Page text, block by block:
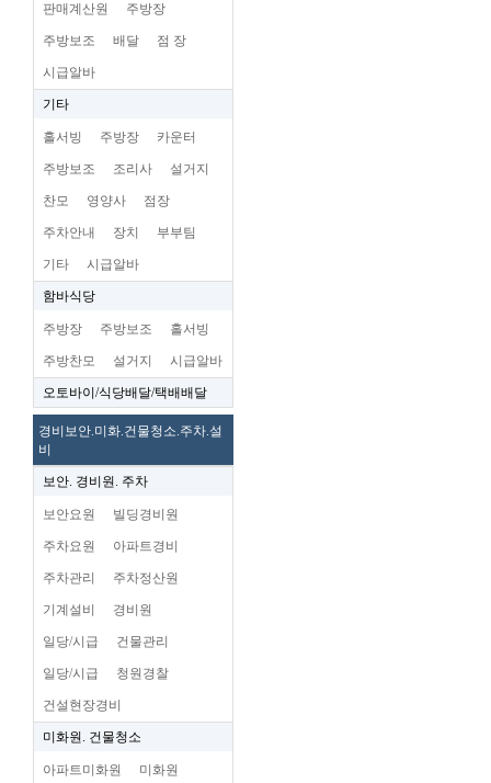
판매계산원 주방장
주방보조 배달 점 장
시급알바
기타
홀서빙 주방장 카운터
주방보조 조리사 설거지
찬모 영양사 점장
주차안내 장치 부부팀
기타 시급알바
함바식당
주방장 주방보조 홀서빙
주방찬모 설거지 시급알바
오토바이/식당배달/택배배달
경비보안.미화.건물청소.주차.설
비
보안. 경비원. 주차
보안요원 빌딩경비원
주차요원 아파트경비
주차관리 주차정산원
기계설비 경비원
일당/시급 건물관리
일당/시급 청원경찰
건설현장경비
미화원. 건물청소
아파트미화원 미화원